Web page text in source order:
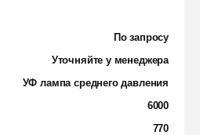
По запросу
Уточняйте у менеджера
УФ лампа среднего давления
6000
770